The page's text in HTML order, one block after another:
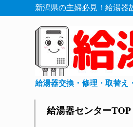
新潟県の主婦必見！給湯
給湯器交換・修理・取替え
給湯器センターTOP